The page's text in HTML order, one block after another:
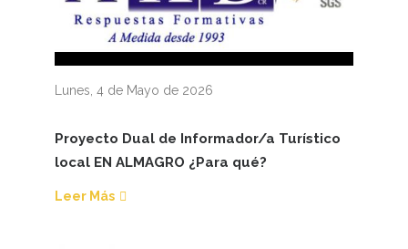
Lunes, 4 de Mayo de 2026
Proyecto Dual de Informador/a Turístico
local EN ALMAGRO ¿Para qué?
Leer Más